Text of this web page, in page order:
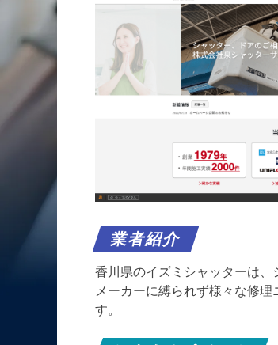
業者紹介
香川県のイズミシャッターは、
メーカーに縛られず様々な修
す。